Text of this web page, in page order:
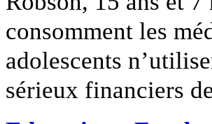
consomment les
adolescents
sérieux financiers